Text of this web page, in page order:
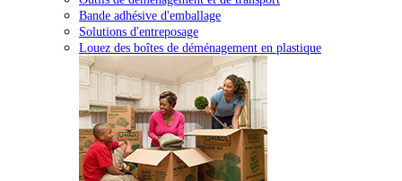
Bande adhésive d'emballage
Solutions d'entreposage
Louez des boîtes de déménagement en plastique